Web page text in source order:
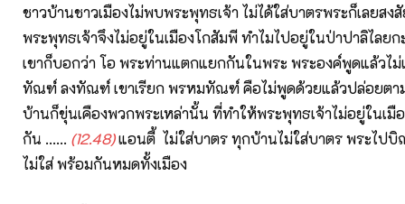
ชาวบ้านชาวเมืองไม่พบพระพุทธเจ้า ไม่ได้ใส่บาตรพระก็เลยสง
พระพุทธเจ้าจึงไม่อยู่ในเมืองโกสัมพี ทำไมไปอยู่ในป่าปาลิไลย
เขาก็บอกว่า โอ พระท่านแตกแยกกันในพระ พระองค์พูดแล้วไม่
ทัณฑ์ ลงทัณฑ์ เขาเรียก พรหมทัณฑ์ คือไม่พูดด้วยแล้วปล่อยตาม
บ้านก็ขุ่นเคืองพวกพระเหล่านั้น ที่ทำให้พระพุทธเจ้าไม่อยู่ในเมื
กัน ...... (12.48)แอนตี้ ไม่ใส่บาตร ทุกบ้านไม่ใส่บาตร พระไป
ไม่ใส่ พร้อมกันหมดทั้งเมือง